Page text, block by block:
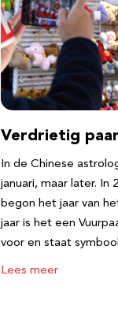
Verdrietig
In de Chinese
januari, maar later. In
begon het jaar van
jaar is het een
voor en staat
Lees meer